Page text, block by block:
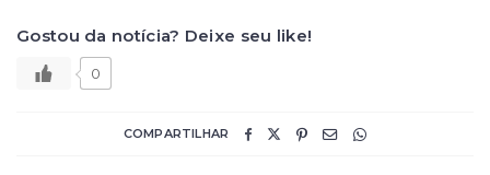
Gostou da notícia? Deixe seu like!
0
COMPARTILHAR